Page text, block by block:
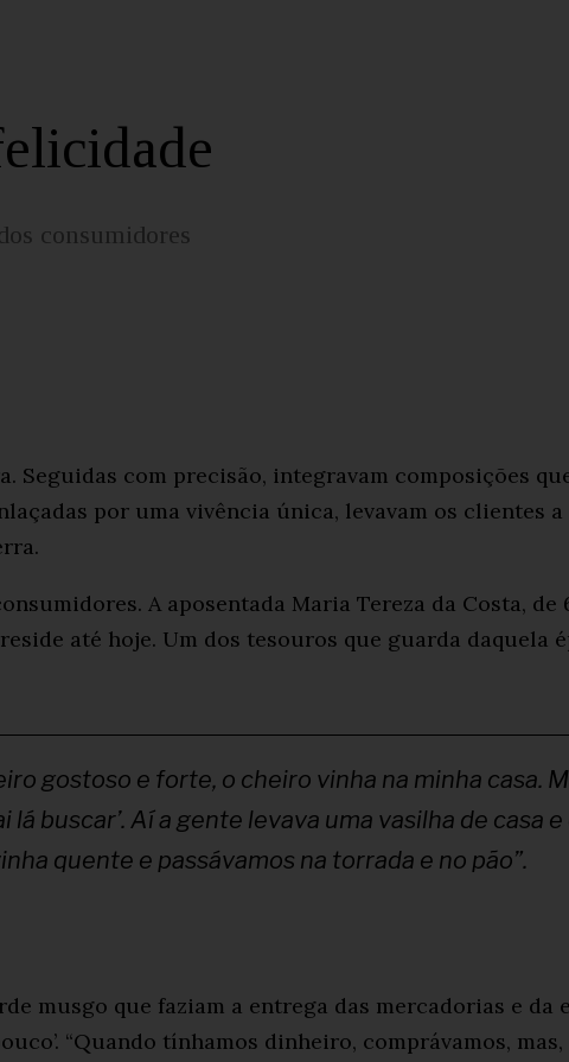
consumidores
Seguidas com precisão, integravam composições
por uma vivência única, levavam os clientes
A aposentada Maria Tereza da Costa, de
até hoje. Um dos tesouros que guarda daquela
gostoso e forte, o cheiro vinha na minha casa.
buscar’. Aí a gente levava uma vasilha de casa e
quente e passávamos na torrada e no pão”.
musgo que faziam a entrega das mercadorias e da
“Quando tínhamos dinheiro, comprávamos, mas,